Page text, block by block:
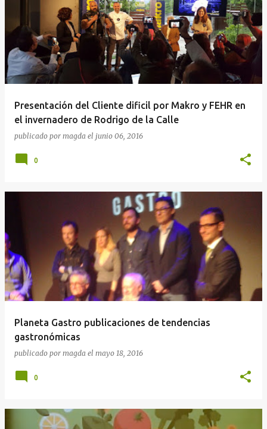
Presentación del Cliente dificil por Makro y FEHR en
el invernadero de Rodrigo de la Calle
publicado por magda el junio 06, 2016
0
Planeta Gastro publicaciones de tendencias
gastronómicas
publicado por magda el mayo 18, 2016
0